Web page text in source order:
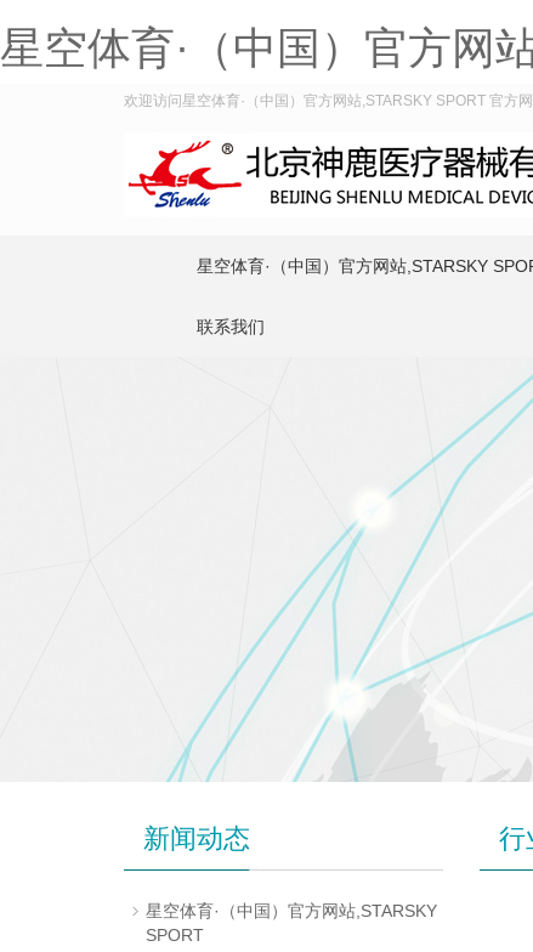
星空体育·（中国）官方网
欢迎访问星空体育·（中国）官方网站,STARSKY SPORT 官方
星空体育·（中国）官方网站,STARSKY
联系我们
行
新闻动态
星空体育·（中国）官方网站,STARSKY
SPORT